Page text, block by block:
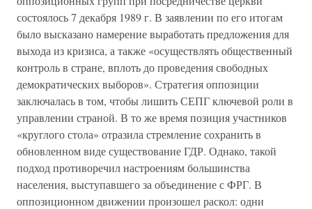
состоялось 7 декабря 1989 г. В заявлении по его итогам
было высказано намерение выработать предложения для
выхода из кризиса, а также «осуществлять общественный
контроль в стране, вплоть до проведения свободных
демократических выборов». Стратегия оппозиции
заключалась в том, чтобы лишить СЕПГ ключевой роли в
управлении страной. В то же время позиция участников
«круглого стола» отразила стремление сохранить в
обновленном виде существование ГДР. Однако, такой
подход противоречил настроениям большинства
населения, выступавшего за объединение с ФРГ. В
оппозиционном движении произошел раскол: одни